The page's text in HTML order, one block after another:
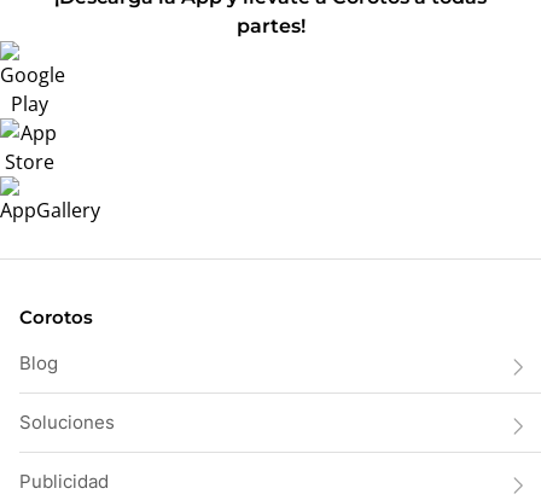
partes!
Corotos
Blog
Soluciones
Publicidad